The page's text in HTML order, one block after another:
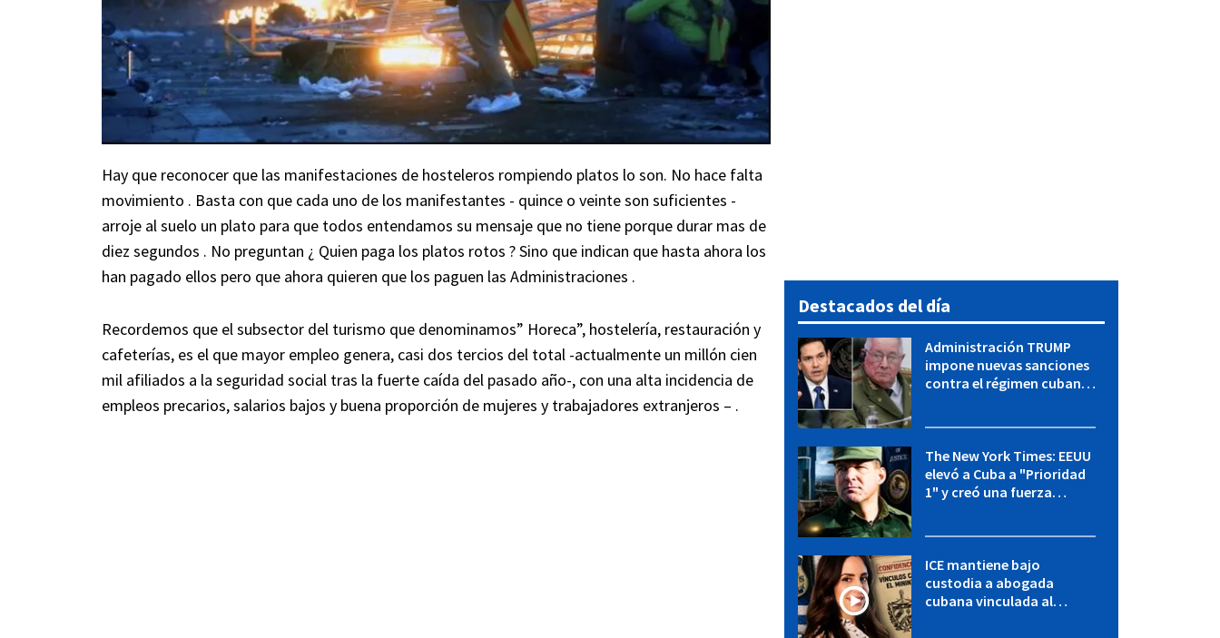
Hay que reconocer que las manifestaciones de hosteleros rompiendo platos lo son. No hace falta
movimiento . Basta con que cada uno de los manifestantes - quince o veinte son suficientes -
arroje al suelo un plato para que todos entendamos su mensaje que no tiene porque durar mas de
diez segundos . No preguntan ¿ Quien paga los platos rotos ? Sino que indican que hasta ahora los
han pagado ellos pero que ahora quieren que los paguen las Administraciones .
Recordemos que el subsector del turismo que denominamos” Horeca”, hostelería, restauración y
cafeterías, es el que mayor empleo genera, casi dos tercios del total -actualmente un millón cien
mil afiliados a la seguridad social tras la fuerte caída del pasado año-, con una alta incidencia de
empleos precarios, salarios bajos y buena proporción de mujeres y trabajadores extranjeros – .
Destacados del día
Administración TRUMP
impone nuevas sanciones
contra el régimen cubano:
The New York Times: EEUU
elevó a Cuba a "Prioridad
1" y creó una fuerza
ICE mantiene bajo
custodia a abogada
cubana vinculada al